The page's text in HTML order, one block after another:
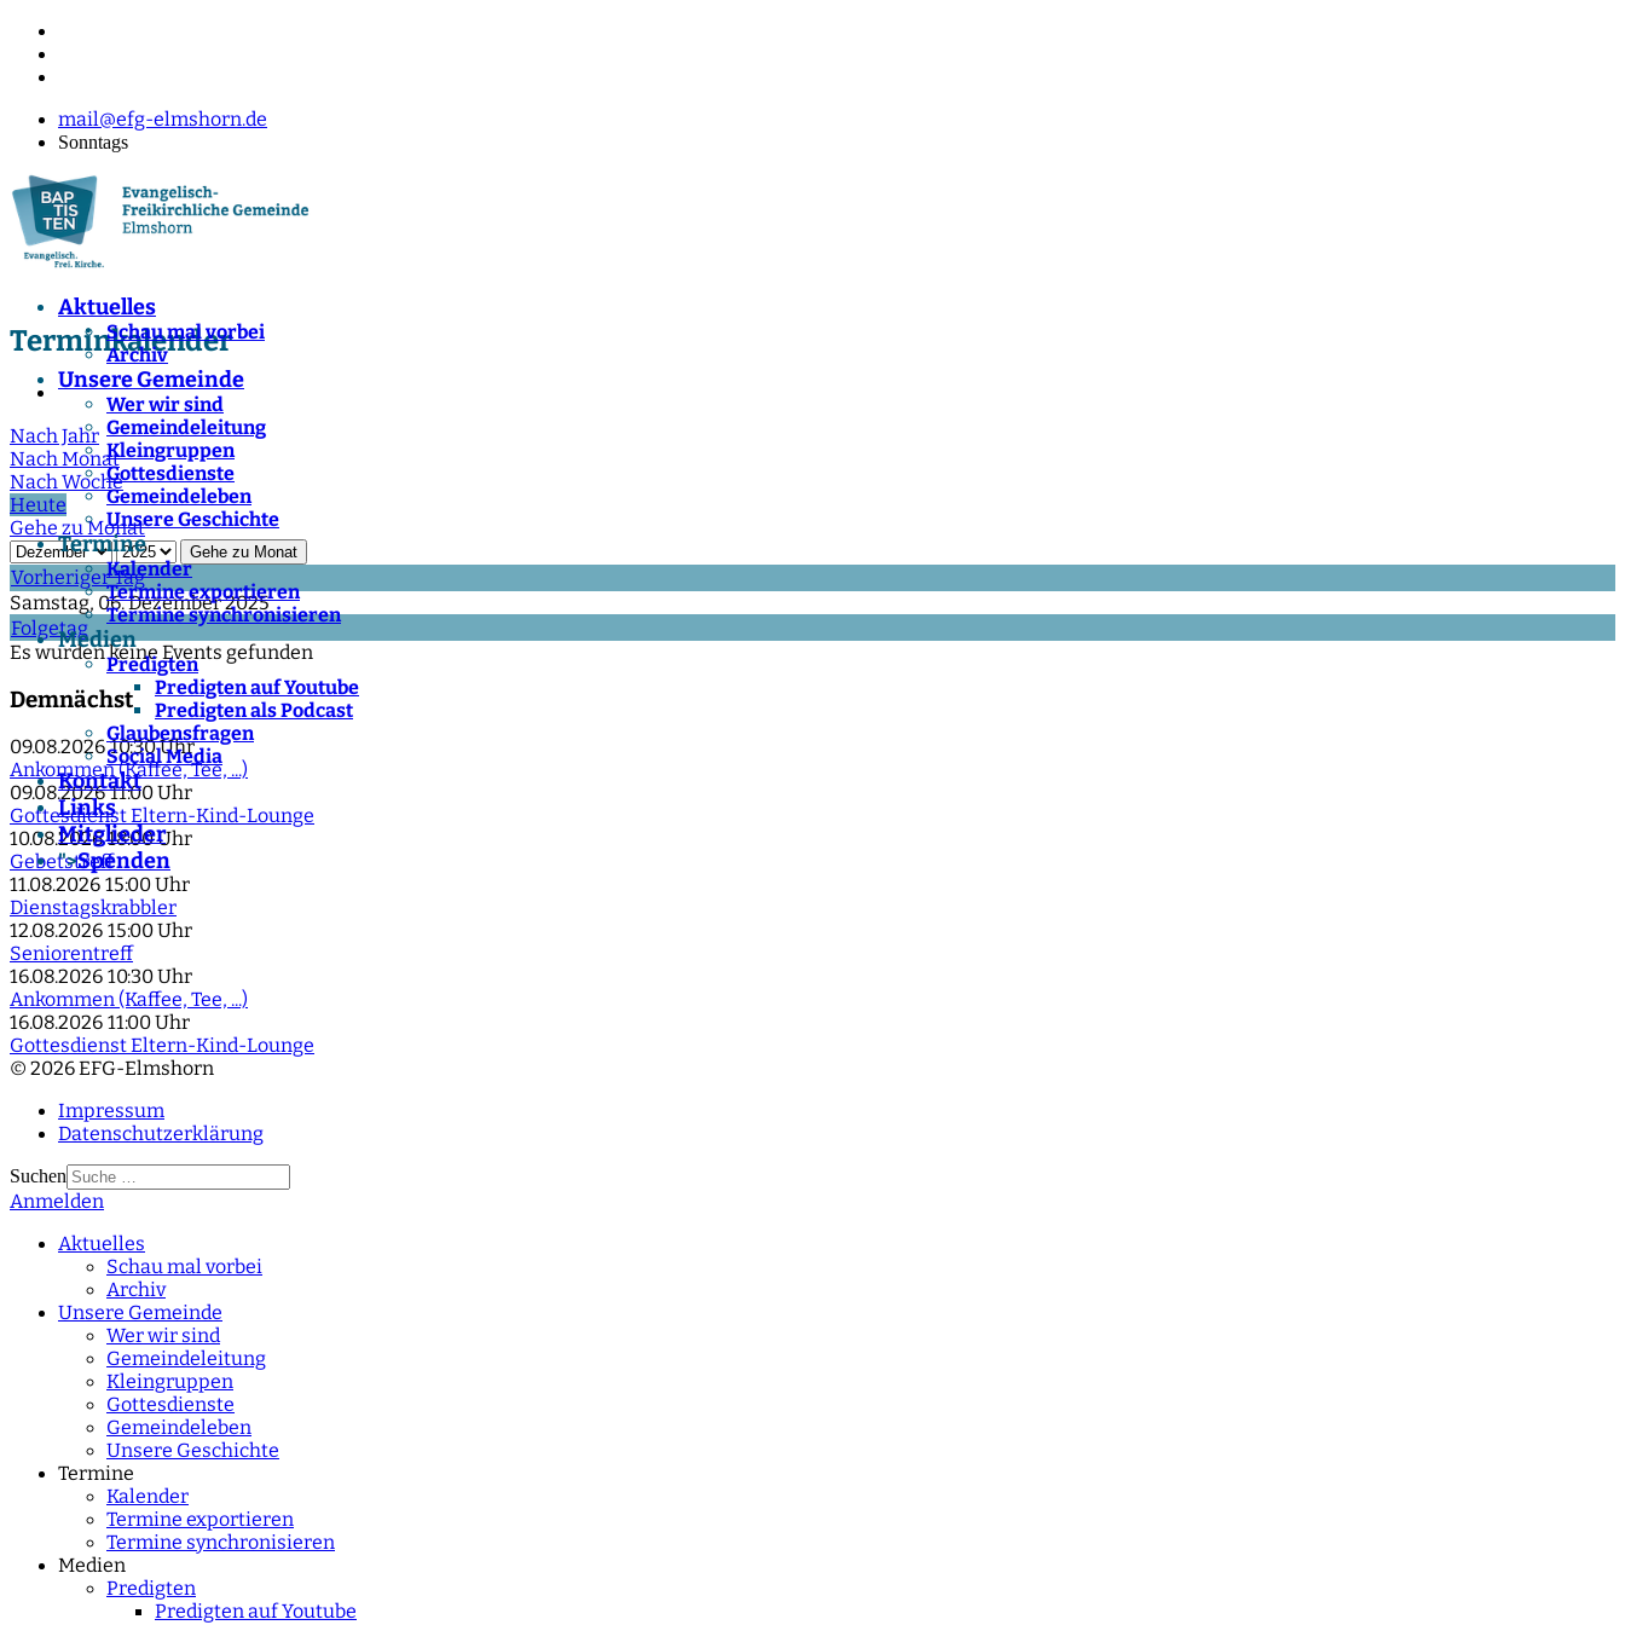
mail@efg-elmshorn.de
Sonntags
Aktuelles
Schau mal vorbei
Archiv
Unsere Gemeinde
Wer wir sind
Gemeindeleitung
Kleingruppen
Gottesdienste
Gemeindeleben
Unsere Geschichte
Termine
Kalender
Termine exportieren
Termine synchronisieren
Medien
Predigten
Predigten auf Youtube
Predigten als Podcast
Glaubensfragen
Social Media
Kontakt
Links
Mitglieder
">Spenden
Terminkalender
Nach Jahr
Nach Monat
Nach Woche
Heute
Gehe zu Monat
Gehe zu Monat
Vorheriger Tag
Samstag, 06. Dezember 2025
Folgetag
Es wurden keine Events gefunden
Demnächst
09.08.2026 10:30 Uhr
Ankommen (Kaffee, Tee, ...)
09.08.2026 11:00 Uhr
Gottesdienst Eltern-Kind-Lounge
10.08.2026 18:00 Uhr
Gebetstreff
11.08.2026 15:00 Uhr
Dienstagskrabbler
12.08.2026 15:00 Uhr
Seniorentreff
16.08.2026 10:30 Uhr
Ankommen (Kaffee, Tee, ...)
16.08.2026 11:00 Uhr
Gottesdienst Eltern-Kind-Lounge
© 2026 EFG-Elmshorn
Impressum
Datenschutzerklärung
Suchen
Type 2 or more
Anmelden
Aktuelles
Schau mal vorbei
Archiv
Unsere Gemeinde
Wer wir sind
Gemeindeleitung
Kleingruppen
Gottesdienste
Gemeindeleben
Unsere Geschichte
Termine
Kalender
Termine exportieren
Termine synchronisieren
Medien
Predigten
Predigten auf Youtube